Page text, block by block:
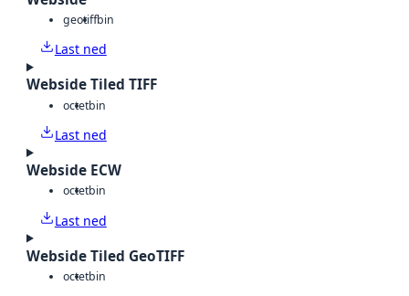
geotiffbin
Last ned
Webside Tiled TIFF
octetbin
Last ned
Webside ECW
octetbin
Last ned
Webside Tiled GeoTIFF
octetbin